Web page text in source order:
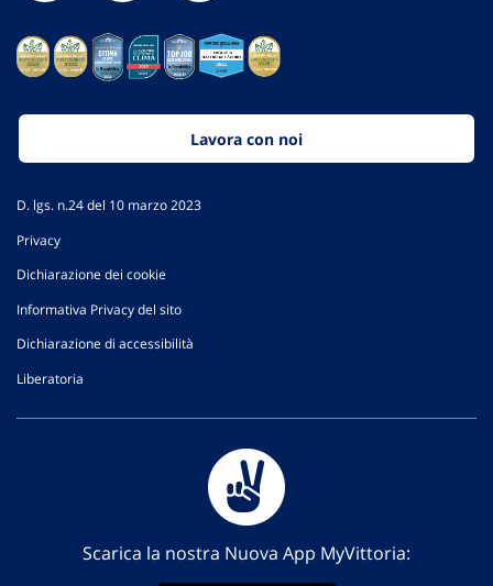
Lavora con noi
D. lgs. n.24 del 10 marzo 2023
Privacy
Dichiarazione dei cookie
Informativa Privacy del sito
Dichiarazione di accessibilità
Liberatoria
Scarica la nostra Nuova App MyVittoria: